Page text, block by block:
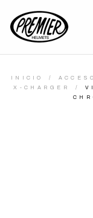
INICIO
X-CHARGER